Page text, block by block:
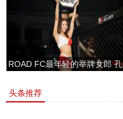
ROAD FC最年轻的举牌女郎 孔
头条推荐